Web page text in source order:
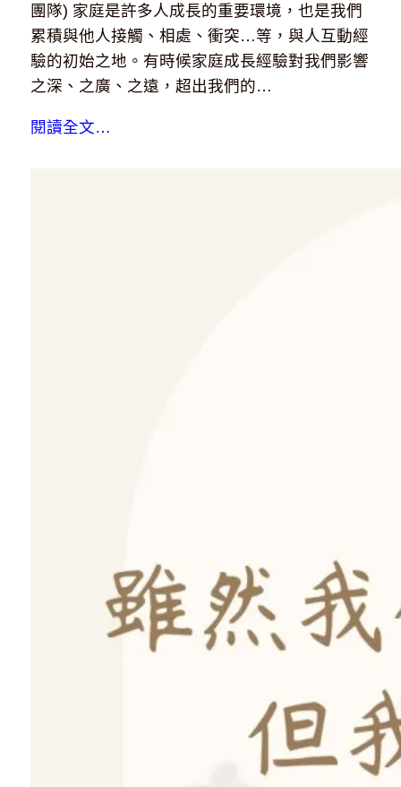
團隊) 家庭是許多人成長的重要環境，也是我們
累積與他人接觸、相處、衝突…等，與人互動經
驗的初始之地。有時候家庭成長經驗對我們影響
之深、之廣、之遠，超出我們的…
閱讀全文…